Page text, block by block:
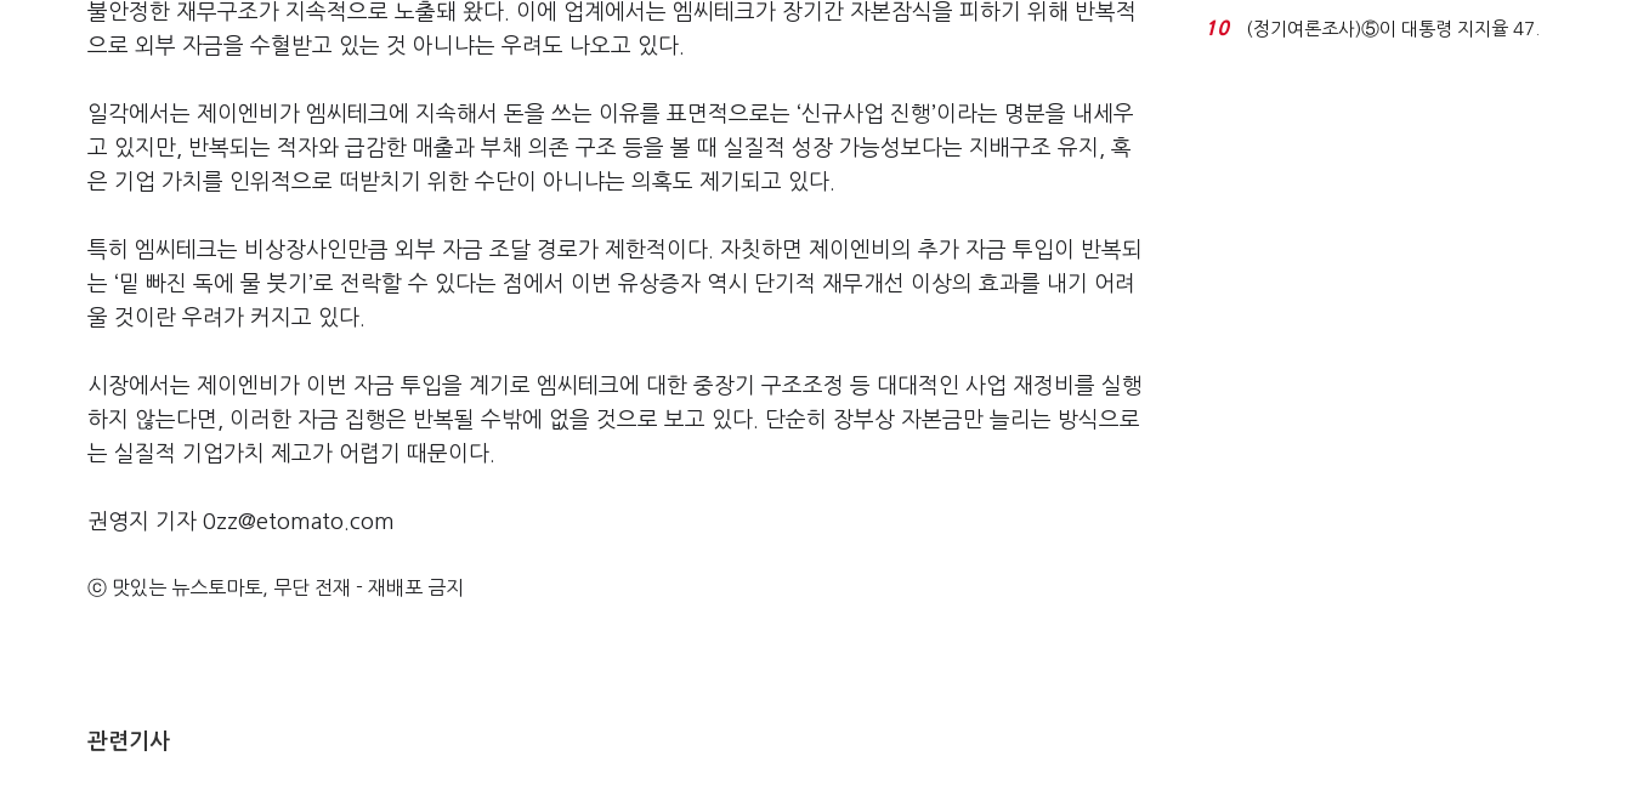
불안정한 재무구조가 지속적으로 노출돼 왔다. 이에 업계에서는 엠씨테크가 장기간 자본잠식을 피하기 위해 반복적
으로 외부 자금을 수혈받고 있는 것 아니냐는 우려도 나오고 있다.
일각에서는 제이엔비가 엠씨테크에 지속해서 돈을 쓰는 이유를 표면적으로는 ‘신규사업 진행’이라는 명분을 내세우
고 있지만, 반복되는 적자와 급감한 매출과 부채 의존 구조 등을 볼 때 실질적 성장 가능성보다는 지배구조 유지, 혹
은 기업 가치를 인위적으로 떠받치기 위한 수단이 아니냐는 의혹도 제기되고 있다.
특히 엠씨테크는 비상장사인만큼 외부 자금 조달 경로가 제한적이다. 자칫하면 제이엔비의 추가 자금 투입이 반복되
는 ‘밑 빠진 독에 물 붓기’로 전락할 수 있다는 점에서 이번 유상증자 역시 단기적 재무개선 이상의 효과를 내기 어려
울 것이란 우려가 커지고 있다.
시장에서는 제이엔비가 이번 자금 투입을 계기로 엠씨테크에 대한 중장기 구조조정 등 대대적인 사업 재정비를 실행
하지 않는다면, 이러한 자금 집행은 반복될 수밖에 없을 것으로 보고 있다. 단순히 장부상 자본금만 늘리는 방식으로
는 실질적 기업가치 제고가 어렵기 때문이다.
권영지 기자 0zz@etomato.com
ⓒ 맛있는 뉴스토마토, 무단 전재 - 재배포 금지
관련기사
억달러에 '3% 성...
10
(정기여론조사)⑤이 대통령 지지율 47.